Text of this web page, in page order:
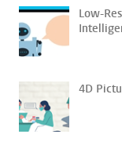
Low-
4D